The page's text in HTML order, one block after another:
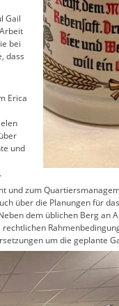
Gail
bei
dass
Erica
und
und zum
über die Planungen für
dem üblichen Berg
um die geplante